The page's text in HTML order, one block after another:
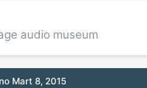
audio museum
Mart 8, 2015